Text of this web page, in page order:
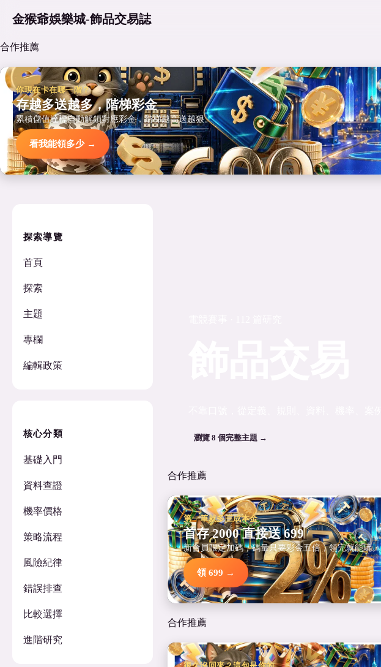
金猴爺娛樂城-飾品交易誌
合作推薦
你現在卡在哪一階？
存越多送越多，階梯彩金
累積儲值達標自動解鎖對應彩金，階梯越高送越狠。
看我能領多少 →
探索導覽
首頁
探索
主題
專欄
編輯政策
核心分類
基礎入門
資料查證
機率價格
策略流程
風險紀律
錯誤排查
比較選擇
進階研究
瀏覽 8 個完整主題 →
合作推薦
第一筆就多三成本金
首存 2000 直接送 699
新會員限定加碼，碼量只要彩金五倍，領完就能玩。
領 699 →
合作推薦
很久沒回來？這包是你的